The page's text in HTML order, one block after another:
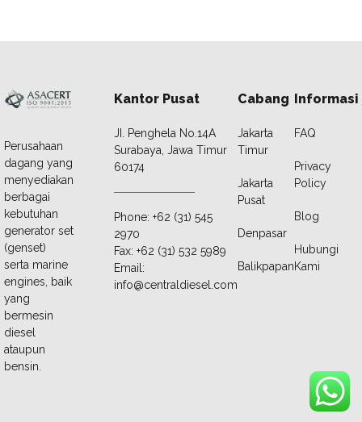
Perusahaan
dagang yang
menyediakan
berbagai
kebutuhan
generator set
(genset)
serta marine
engines, baik
yang
bermesin
diesel
ataupun
bensin.
Kantor Pusat
JI. Penghela No.14A
Surabaya, Jawa Timur
60174
Phone: +62 (31) 545
2970
Fax: +62 (31) 532 5989
Email:
info@centraldiesel.com
Cabang
Jakarta
Timur
Jakarta
Pusat
Denpasar
Balikpapan
Informasi
FAQ
Privacy
Policy
Blog
Hubungi
Kami